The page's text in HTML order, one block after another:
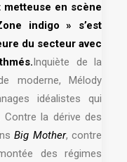
metteuse en scène
indigo » s’est
du secteur avec
Inquiète de la
moderne, Mélody
idéalistes qui
la dérive des
Big Mother, contre
des régimes